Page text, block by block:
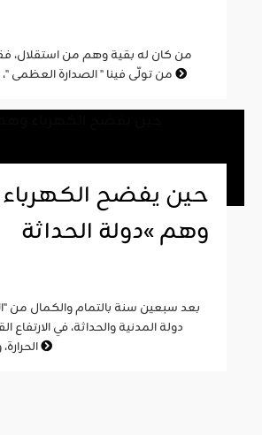
من تولّى فينا " الصدارة العظمى
وهم »دولة الحداثة
دولة المدنية والحداثة، في الارتفاع